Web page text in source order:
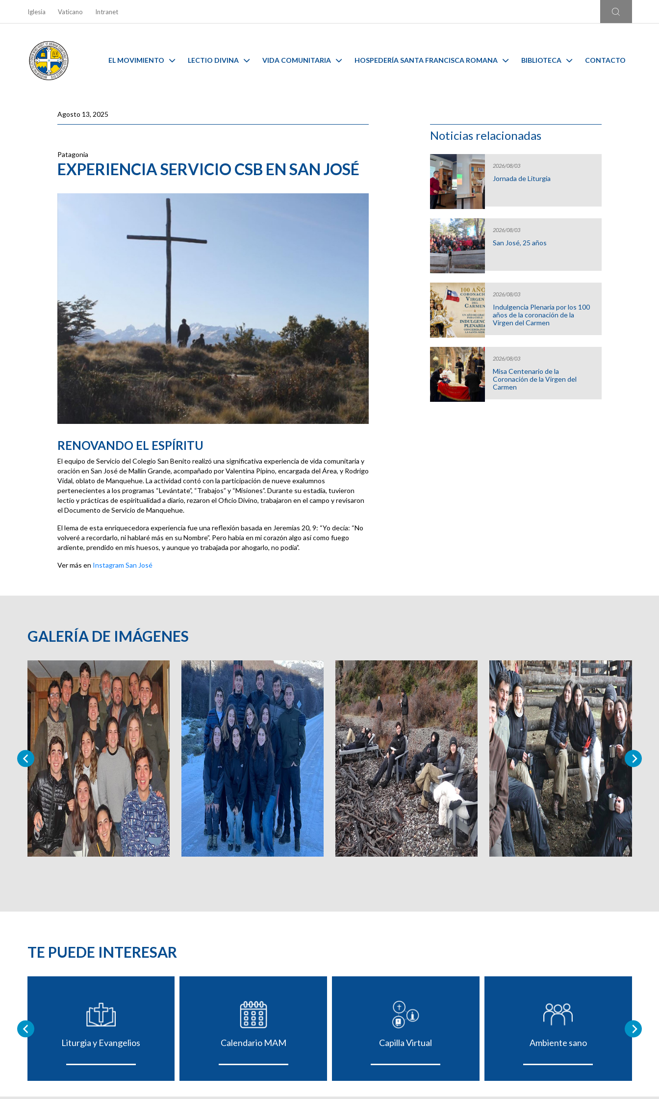
Iglesia Vaticano Intranet
EL MOVIMIENTO LECTIO DIVINA VIDA COMUNITARIA HOSPEDERÍA SANTA FRANCISCA ROMANA BIBLIOTECA CONTACTO
Agosto 13, 2025
Patagonia
EXPERIENCIA SERVICIO CSB EN SAN JOSÉ
RENOVANDO EL ESPÍRITU
El equipo de Servicio del Colegio San Benito realizó una significativa experiencia de vida comunitaria y
oración en San José de Mallín Grande, acompañado por Valentina Pipino, encargada del Área, y Rodrigo
Vidal, oblato de Manquehue. La actividad contó con la participación de nueve exalumnos
pertenecientes a los programas “Levántate”, “Trabajos” y “Misiones”. Durante su estadía, tuvieron
lectio y prácticas de espiritualidad a diario, rezaron el Oficio Divino, trabajaron en el campo y revisaron
el Documento de Servicio de Manquehue.
El lema de esta enriquecedora experiencia fue una reflexión basada en Jeremías 20, 9: “Yo decía: “No
volveré a recordarlo, ni hablaré más en su Nombre”. Pero había en mi corazón algo así como fuego
ardiente, prendido en mis huesos, y aunque yo trabajada por ahogarlo, no podía”.
Ver más en Instagram San José
Noticias relacionadas
2026/08/03
Jornada de Liturgia
2026/08/03
San José, 25 años
2026/08/03
Indulgencia Plenaria por los 100
años de la coronación de la
Virgen del Carmen
2026/08/03
Misa Centenario de la
Coronación de la Virgen del
Carmen
GALERÍA DE IMÁGENES
TE PUEDE INTERESAR
Liturgia y Evangelios Calendario MAM Capilla Virtual Ambiente sano